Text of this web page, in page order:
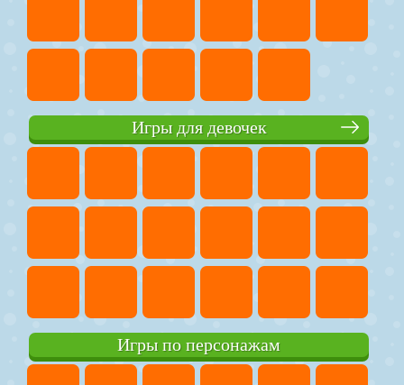
Игры для девочек
Игры по персонажам